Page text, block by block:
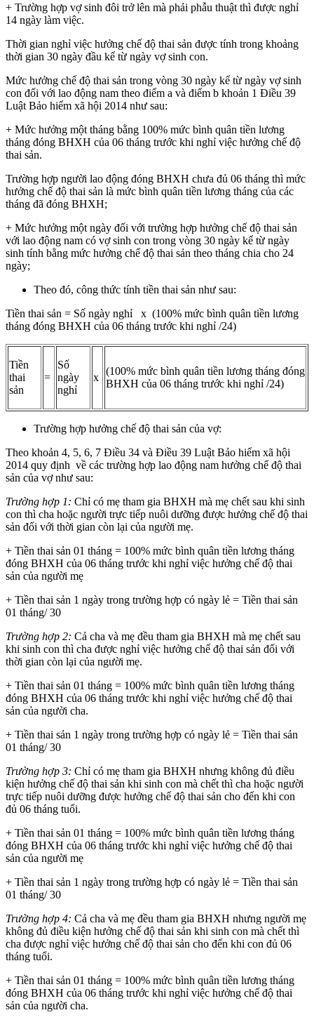
+ Trường hợp vợ sinh đôi trở lên mà phải phẫu thuật thì được nghỉ
14 ngày làm việc.
Thời gian nghỉ việc hưởng chế độ thai sản được tính trong khoảng
thời gian 30 ngày đầu kể từ ngày vợ sinh con.
Mức hưởng chế độ thai sản trong vòng 30 ngày kể từ ngày vợ sinh
con đối với lao động nam theo điểm a và điểm b khoản 1 Điều 39
Luật Bảo hiểm xã hội 2014 như sau:
+ Mức hưởng một tháng bằng 100% mức bình quân tiền lương
tháng đóng BHXH của 06 tháng trước khi nghỉ việc hưởng chế độ
thai sản.
Trường hợp người lao động đóng BHXH chưa đủ 06 tháng thì mức
hưởng chế độ thai sản là mức bình quân tiền lương tháng của các
tháng đã đóng BHXH;
+ Mức hưởng một ngày đối với trường hợp hưởng chế độ thai sản
với lao động nam có vợ sinh con trong vòng 30 ngày kể từ ngày
sinh tính bằng mức hưởng chế độ thai sản theo tháng chia cho 24
ngày;
Theo đó, công thức tính tiền thai sản như sau:
Tiền thai sản = Số ngày nghỉ x (100% mức bình quân tiền lương
tháng đóng BHXH của 06 tháng trước khi nghỉ /24)
Tiền
thai
sản
=
Số
ngày
nghỉ
x
(100% mức bình quân tiền lương tháng đóng
BHXH của 06 tháng trước khi nghỉ /24)
Trường hợp hưởng chế độ thai sản của vợ:
Theo khoản 4, 5, 6, 7 Điều 34 và Điều 39 Luật Bảo hiểm xã hội
2014 quy định về các trường hợp lao động nam hưởng chế độ thai
sản của vợ như sau:
Trường hợp 1: Chỉ có mẹ tham gia BHXH mà mẹ chết sau khi sinh
con thì cha hoặc người trực tiếp nuôi dưỡng được hưởng chế độ thai
sản đối với thời gian còn lại của người mẹ.
+ Tiền thai sản 01 tháng = 100% mức bình quân tiền lương tháng
đóng BHXH của 06 tháng trước khi nghỉ việc hưởng chế độ thai
sản của người mẹ
+ Tiền thai sản 1 ngày trong trường hợp có ngày lẻ = Tiền thai sản
01 tháng/ 30
Trường hợp 2: Cả cha và mẹ đều tham gia BHXH mà mẹ chết sau
khi sinh con thì cha được nghỉ việc hưởng chế độ thai sản đối với
thời gian còn lại của người mẹ.
+ Tiền thai sản 01 tháng = 100% mức bình quân tiền lương tháng
đóng BHXH của 06 tháng trước khi nghỉ việc hưởng chế độ thai
sản của người cha.
+ Tiền thai sản 1 ngày trong trường hợp có ngày lẻ = Tiền thai sản
01 tháng/ 30
Trường hợp 3: Chỉ có mẹ tham gia BHXH nhưng không đủ điều
kiện hưởng chế độ thai sản khi sinh con mà chết thì cha hoặc người
trực tiếp nuôi dưỡng được hưởng chế độ thai sản cho đến khi con
đủ 06 tháng tuổi.
+ Tiền thai sản 01 tháng = 100% mức bình quân tiền lương tháng
đóng BHXH của 06 tháng trước khi nghỉ việc hưởng chế độ thai
sản của người mẹ
+ Tiền thai sản 1 ngày trong trường hợp có ngày lẻ = Tiền thai sản
01 tháng/ 30
Trường hợp 4: Cả cha và mẹ đều tham gia BHXH nhưng người mẹ
không đủ điều kiện hưởng chế độ thai sản khi sinh con mà chết thì
cha được nghỉ việc hưởng chế độ thai sản cho đến khi con đủ 06
tháng tuổi.
+ Tiền thai sản 01 tháng = 100% mức bình quân tiền lương tháng
đóng BHXH của 06 tháng trước khi nghỉ việc hưởng chế độ thai
sản của người cha.